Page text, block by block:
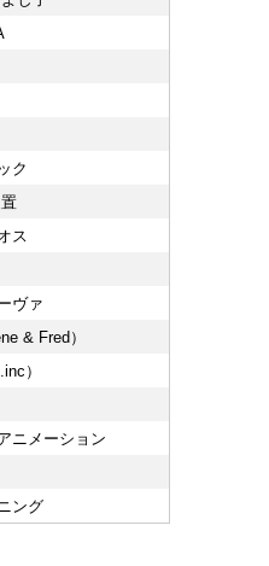
ク
ス
ヴァ
& Fred）
）
ニメーション
ング